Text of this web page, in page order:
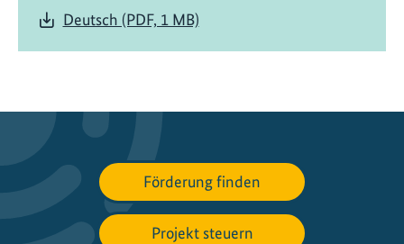
Deutsch (PDF, 1 MB)
Förderung finden
Projekt steuern